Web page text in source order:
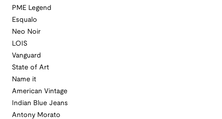
PME Legend
Esqualo
Neo Noir
LOIS
Vanguard
State of Art
Name it
American Vintage
Indian Blue Jeans
Antony Morato